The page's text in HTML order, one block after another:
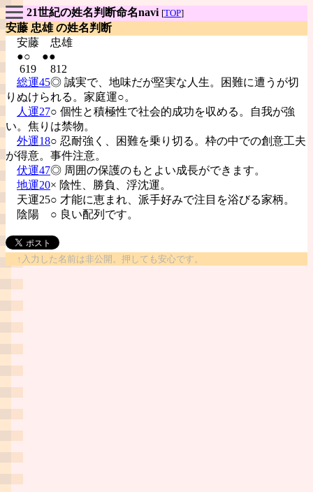
21世紀の姓名判断命名navi [TOP]
安藤 忠雄 の姓名判断
安藤 忠雄
●○ ●●
619 812
総運45◎ 誠実で、地味だが堅実な人生。困難に遭うが切
りぬけられる。家庭運○。
人運27○ 個性と積極性で社会的成功を収める。自我が強
い。焦りは禁物。
外運18○ 忍耐強く、困難を乗り切る。枠の中での創意工夫
が得意。事件注意。
伏運47◎ 周囲の保護のもとよい成長ができます。
地運20× 陰性、勝負、浮沈運。
天運25○ 才能に恵まれ、派手好みで注目を浴びる家柄。
陰陽 ○ 良い配列です。
↑入力した名前は非公開。押しても安心です。